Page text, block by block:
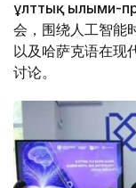
ұлттық ғылыми-
会，围绕人工智能
以及哈萨克语在现
讨论。